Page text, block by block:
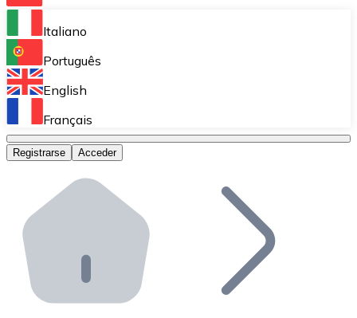
Bitnovo Ramp
Integra nuestra solución en tu plataforma.
Bitnovo Giftcards
Bitnovo OTC
Bitnovo ATM
Integra un ATM Bitnovo en tu negocio y permite que
Bitnovo API
Integra nuestra API en tu ecosistema.
Italiano
Português
English
Français
Registrarse Acceder